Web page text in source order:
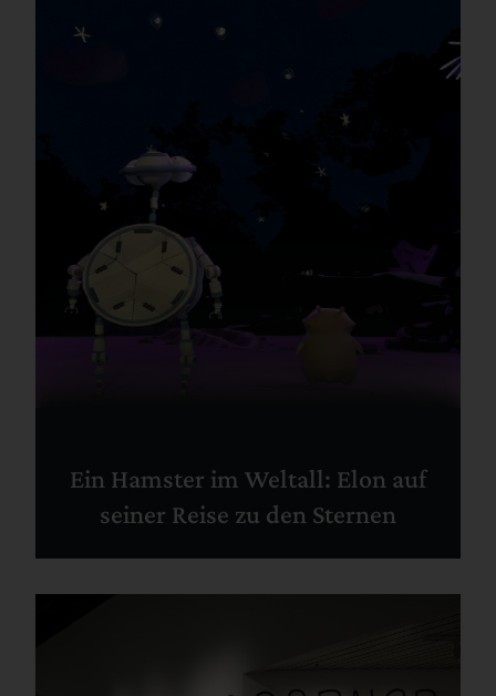
Ein Hamster im Weltall: Elon auf
seiner Reise zu den Sternen